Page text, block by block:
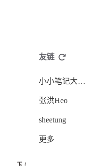
友链
小小笔记大大用处
张洪Heo
sheetung
更多